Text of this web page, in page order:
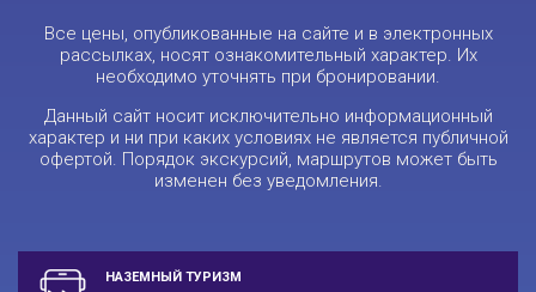
Все цены, опубликованные на сайте и в электронных
рассылках, носят ознакомительный характер. Их
необходимо уточнять при бронировании.
Данный сайт носит исключительно информационный
характер и ни при каких условиях не является публичной
офертой. Порядок экскурсий, маршрутов может быть
изменен без уведомления.
НАЗЕМНЫЙ ТУРИЗМ